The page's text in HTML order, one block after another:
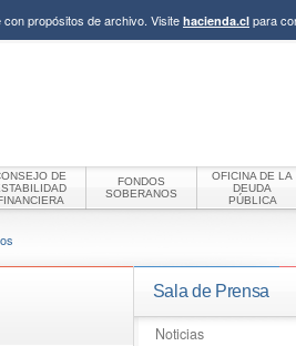
propósitos de archivo. Visite hacienda.cl para
DE
FONDOS
SOBERANOS
OFICINA DE LA
DEUDA
PÚBLICA
Sala de Prensa
Noticias